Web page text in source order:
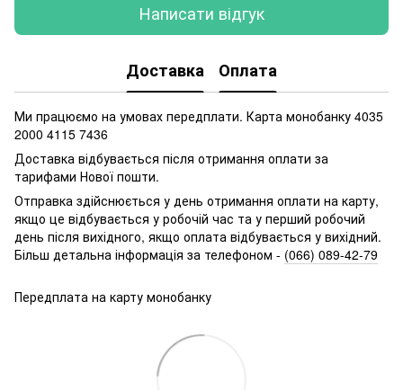
Написати відгук
Доставка Оплата
Ми працюємо на умовах передплати. Карта монобанку 4035
2000 4115 7436
Доставка відбувається після отримання оплати за
тарифами Нової пошти.
Отправка здійснюється у день отримання оплати на карту,
якщо це відбувається у робочій час та у перший робочий
день після вихідного, якщо оплата відбувається у вихідний.
Більш детальна інформація за телефоном - (066) 089-42-79
Передплата на карту монобанку